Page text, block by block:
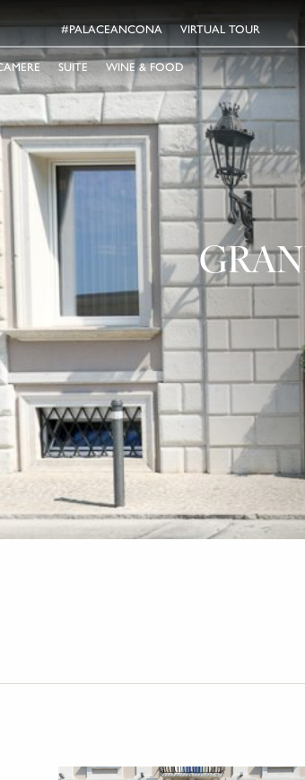
#PALACEANCONA VIRTUAL TOUR
SUITE WINE & FOOD